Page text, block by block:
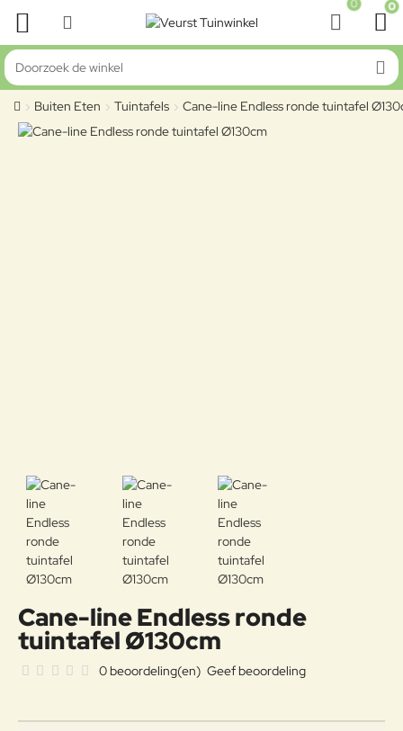
0 0
Doorzoek de winkel
home
Buiten Eten Tuintafels Cane-line Endless ronde tuintafel
Cane-line Endless ronde
tuintafel Ø130cm
0 beoordeling(en) Geef beoordeling